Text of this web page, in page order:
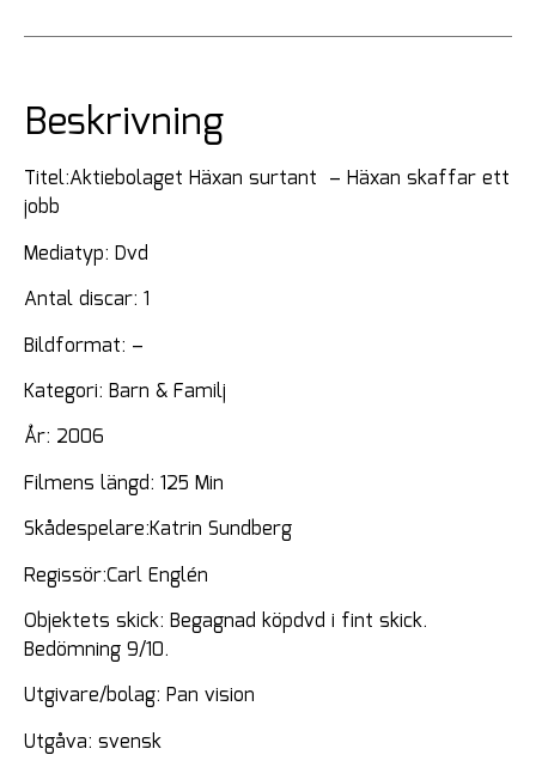
Beskrivning
Titel:Aktiebolaget Häxan surtant – Häxan skaffar ett
jobb
Mediatyp: Dvd
Antal discar: 1
Bildformat: –
Kategori: Barn & Familj
År: 2006
Filmens längd: 125 Min
Skådespelare:Katrin Sundberg
Regissör:Carl Englén
Objektets skick: Begagnad köpdvd i fint skick.
Bedömning 9/10.
Utgivare/bolag: Pan vision
Utgåva: svensk